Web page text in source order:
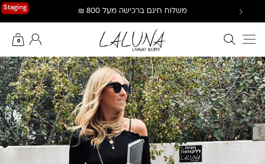
Staging משלוח חינם ברכישה מעל 800 ₪
חיפוש באתר
0
החשבון שלי